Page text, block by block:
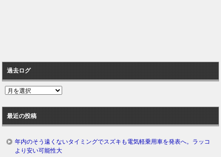
過去ログ
過
ロ
グ
最近の投稿
年内のそう遠くないタイミングでスズキも電気軽乗用車を発表へ。ラッコ
より安い可能性大